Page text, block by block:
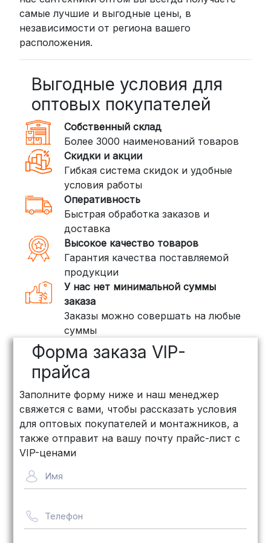
курьером до двери (от 3 дней).
Стоимость начинается от300
рублей
пунктов выдачи или курьером.
Сроки — от 2 дней, стоимость — от
350 рублей
DPD: Международная служба
доставки, которая работает и
внутри России. Сроки — от 2 дней,
стоимость — от 400 рублей
3. Доставка крупногабаритных грузов
(ПЭК, КИТ, Байкал Сервис)
Если ваш заказ включает большие или
тяжелые товары, мы рекомендуем
воспользоваться услугами компаний,
специализирующихся на доставке
грузов:
ПЭК: Сроки доставки — от 3 до 10
дней, стоимость рассчитывается
индивидуально (минимум
рублей
объемных заказов. Сроки — от 3
дней, стоимость — от500 рублей
Байкал Сервис: Идеально подходит
для крупногабаритных товаров.
рассчитывается индивидуально
Важно! Мы заботимся о том, чтобы
самые лучшие и выгодные цены, в
независимости от региона вашего
расположения.
Выгодные условия для
оптовых покупателей
Собственный склад
Более 3000 наименований товаров
Скидки и акции
Гибкая система скидок и удобные
условия работы
Оперативность
Быстрая обработка заказов и
доставка
Высокое качество товаров
Гарантия качества поставляемой
продукции
У нас нет минимальной суммы
заказа
Заказы можно совершать на любые
суммы
Форма заказа VIP-
прайса
Заполните форму ниже и наш менеджер
свяжется с вами, чтобы рассказать условия
для оптовых покупателей и монтажников, а
также отправит на вашу почту прайс-лист с
VIP-ценами
Имя
Телефон